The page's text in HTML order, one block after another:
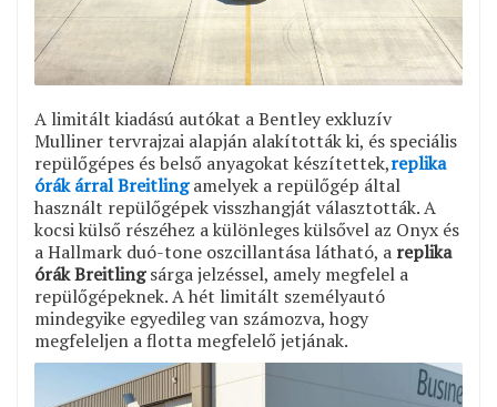
A limitált kiadású autókat a Bentley exkluzív
Mulliner tervrajzai alapján alakították ki, és speciális
repülőgépes és belső anyagokat készítettek,replika
órák árral Breitlingamelyek a repülőgép által
használt repülőgépek visszhangját választották. A
kocsi külső részéhez a különleges külsővel az Onyx és
a Hallmark duó-tone oszcillantása látható, a replika
órák Breitlingsárga jelzéssel, amely megfelel a
repülőgépeknek. A hét limitált személyautó
mindegyike egyedileg van számozva, hogy
megfeleljen a flotta megfelelő jetjának.